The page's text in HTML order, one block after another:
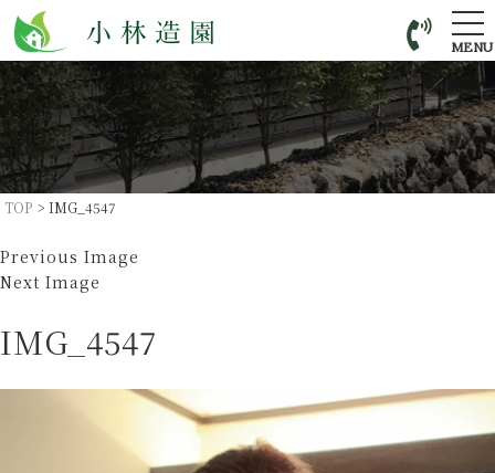
MENU
TOP >IMG_4547
Previous Image
Next Image
IMG_4547